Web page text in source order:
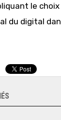
le
du digital